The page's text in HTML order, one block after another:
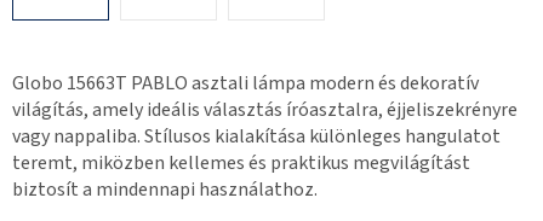
Globo 15663T PABLO asztali lámpa modern és dekoratív
világítás, amely ideális választás íróasztalra, éjjeliszekrényre
vagy nappaliba. Stílusos kialakítása különleges hangulatot
teremt, miközben kellemes és praktikus megvilágítást
biztosít a mindennapi használathoz.